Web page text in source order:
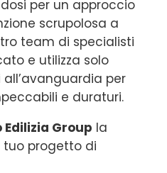
per un approccio
scrupolosa a
team di specialisti
e utilizza solo
per
e duraturi.
Edilizia Group la
tuo progetto di